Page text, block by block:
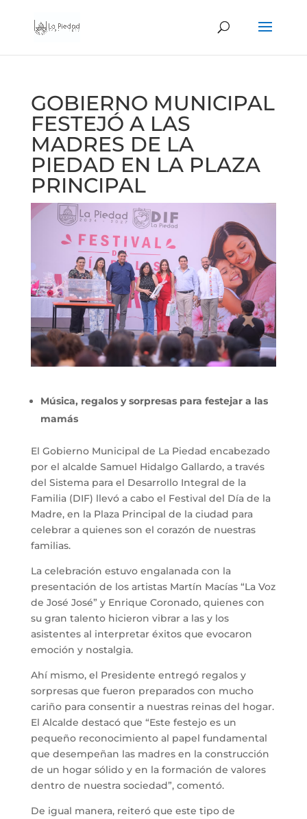
GOBIERNO MUNICIPAL
FESTEJÓ A LAS
MADRES DE LA
PIEDAD EN LA PLAZA
PRINCIPAL
Música, regalos y sorpresas para festejar a las
mamás
El Gobierno Municipal de La Piedad encabezado
por el alcalde Samuel Hidalgo Gallardo, a través
del Sistema para el Desarrollo Integral de la
Familia (DIF) llevó a cabo el Festival del Día de la
Madre, en la Plaza Principal de la ciudad para
celebrar a quienes son el corazón de nuestras
familias.
La celebración estuvo engalanada con la
presentación de los artistas Martín Macías “La Voz
de José José” y Enrique Coronado, quienes con
su gran talento hicieron vibrar a las y los
asistentes al interpretar éxitos que evocaron
emoción y nostalgia.
Ahí mismo, el Presidente entregó regalos y
sorpresas que fueron preparados con mucho
cariño para consentir a nuestras reinas del hogar.
El Alcalde destacó que “Este festejo es un
pequeño reconocimiento al papel fundamental
que desempeñan las madres en la construcción
de un hogar sólido y en la formación de valores
dentro de nuestra sociedad”, comentó.
De igual manera, reiteró que este tipo de